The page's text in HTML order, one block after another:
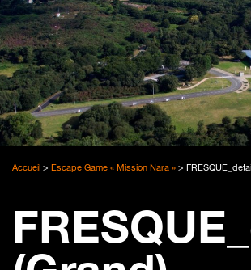
Accueil > Escape Game « Mission Nara » >